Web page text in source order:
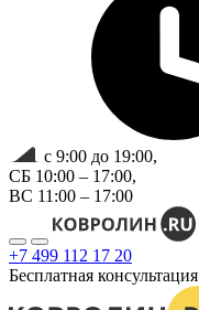
с 9:00 до 19:00,
СБ 10:00 – 17:00,
ВС 11:00 – 17:00
+7 499 112 17 20
Бесплатная консультация